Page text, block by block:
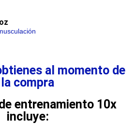
al momento de
la compra
entrenamiento 10x
incluye:​